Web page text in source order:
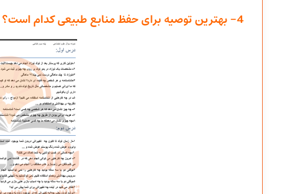
4- بهترین توصیه برای حفظ منابع طبیعی کدام است؟